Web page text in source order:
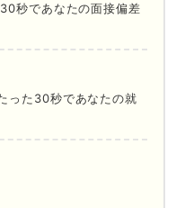
秒であなたの面接偏差
った30秒であなたの就